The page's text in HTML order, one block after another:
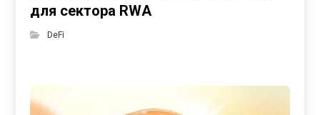
для сектора RWA
DeFi